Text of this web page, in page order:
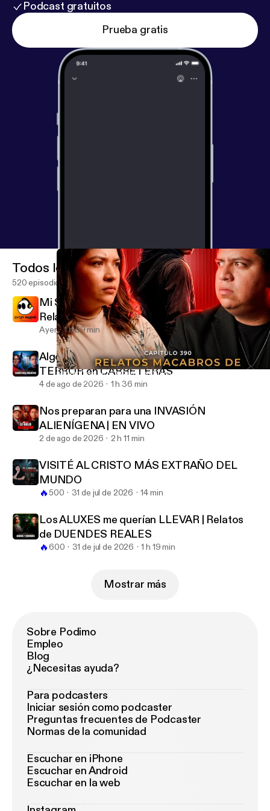
camión rumbo al norte.•⁠ ⁠🚧 Una mujer detenida por
criminales muertos en una frontera de Europa.•⁠ ⁠🧒 El
alma en pena de un niño migrante que vaga en
busca de su madre.•⁠ ⁠Migrantes haitianos en
Veracruz, atrapados en un oscuro caso de brujería.•⁠
⁠Un hombre que intenta cruzar la frontera y es
de miedo que mezclan frontera, migración,
tragedia, apariciones y fenómenos paranormales en
uno de los episodios más intensos del canal.🎧
Ponte audífonos, apaga la luz y acompáñanos en
demuestran que algunos viajes… no terminan con la
Podcast gratuitos
Prueba gratis
Migrantes que NO Cruzaron Solos | Relatos de Terror en la
EXTRA ANORMAL
Todos los episodios
520 episodios
Mi SUEGRA le hizo un AMARRE a su hijo |
Relatos de BRUJERÍA REALES
Ayer 1 h 59 min
Algo NOS PERSIGUIÓ durante kilómetros |
TERROR en CARRETERAS
4 de ago de 2026 1 h 36 min
Nos preparan para una INVASIÓN
ALIENÍGENA | EN VIVO
2 de ago de 2026 2 h 11 min
VISITÉ AL CRISTO MÁS EXTRAÑO DEL
MUNDO
🔥 500 31 de jul de 2026 14 min
Los ALUXES me querían LLEVAR | Relatos
de DUENDES REALES
🔥600 31 de jul de 2026 1 h 19 min
Mostrar más
Sobre Podimo
Empleo
Blog
¿Necesitas ayuda?
Para podcasters
Iniciar sesión como podcaster
Preguntas frecuentes de Podcaster
Normas de la comunidad
Escuchar en iPhone
Escuchar en Android
Escuchar en la web